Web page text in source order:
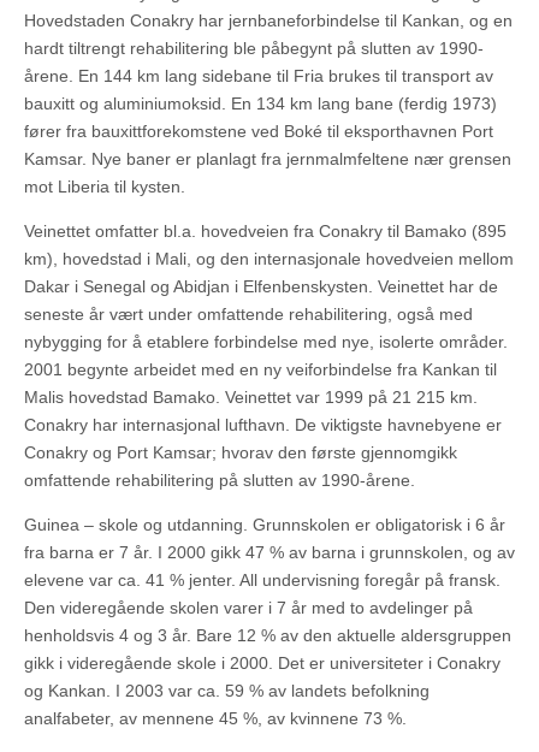
Hovedstaden Conakry har jernbaneforbindelse til Kankan, og en
hardt tiltrengt rehabilitering ble påbegynt på slutten av 1990-
årene. En 144 km lang sidebane til Fria brukes til transport av
bauxitt og aluminiumoksid. En 134 km lang bane (ferdig 1973)
fører fra bauxittforekomstene ved Boké til eksporthavnen Port
Kamsar. Nye baner er planlagt fra jernmalmfeltene nær grensen
mot Liberia til kysten.
Veinettet omfatter bl.a. hovedveien fra Conakry til Bamako (895
km), hovedstad i Mali, og den internasjonale hovedveien mellom
Dakar i Senegal og Abidjan i Elfenbenskysten. Veinettet har de
seneste år vært under omfattende rehabilitering, også med
nybygging for å etablere forbindelse med nye, isolerte områder.
2001 begynte arbeidet med en ny veiforbindelse fra Kankan til
Malis hovedstad Bamako. Veinettet var 1999 på 21 215 km.
Conakry har internasjonal lufthavn. De viktigste havnebyene er
Conakry og Port Kamsar; hvorav den første gjennomgikk
omfattende rehabilitering på slutten av 1990-årene.
Guinea – skole og utdanning. Grunnskolen er obligatorisk i 6 år
fra barna er 7 år. I 2000 gikk 47 % av barna i grunnskolen, og av
elevene var ca. 41 % jenter. All undervisning foregår på fransk.
Den videregående skolen varer i 7 år med to avdelinger på
henholdsvis 4 og 3 år. Bare 12 % av den aktuelle aldersgruppen
gikk i videregående skole i 2000. Det er universiteter i Conakry
og Kankan. I 2003 var ca. 59 % av landets befolkning
analfabeter, av mennene 45 %, av kvinnene 73 %.